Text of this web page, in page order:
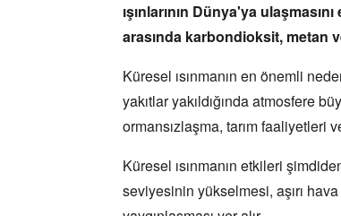
ışınlarının Dünya'ya
arasında karbondioksit, metan
Küresel ısınmanın en önemli
yakıtlar yakıldığında atmosfere
ormansızlaşma, tarım faaliyetleri
Küresel ısınmanın etkileri
seviyesinin yükselmesi, aşırı